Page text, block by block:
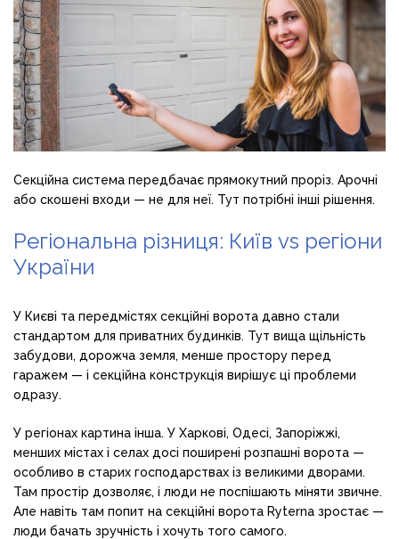
Секційна система передбачає прямокутний проріз. Арочні
або скошені входи — не для неї. Тут потрібні інші рішення.
Регіональна різниця: Київ vs регіони
України
У Києві та передмістях секційні ворота давно стали
стандартом для приватних будинків. Тут вища щільність
забудови, дорожча земля, менше простору перед
гаражем — і секційна конструкція вирішує ці проблеми
одразу.
У регіонах картина інша. У Харкові, Одесі, Запоріжжі,
менших містах і селах досі поширені розпашні ворота —
особливо в старих господарствах із великими дворами.
Там простір дозволяє, і люди не поспішають міняти звичне.
Але навіть там попит на секційні ворота Ryterna зростає —
люди бачать зручність і хочуть того самого.